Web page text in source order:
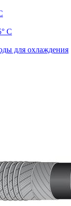
C
для охлаждения